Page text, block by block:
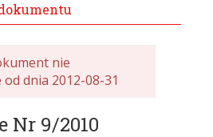
nie
dnia 2012-08-31
Nr 9/2010